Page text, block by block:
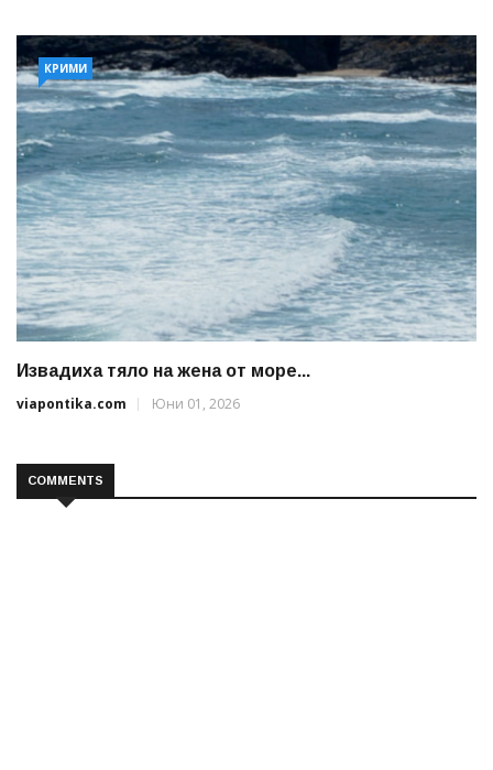
КРИМИ
Извадиха тяло на жена от море...
viapontika.com
Юни 01, 2026
COMMENTS